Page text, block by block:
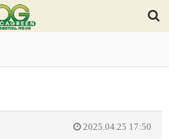
2025.04.25 17:50